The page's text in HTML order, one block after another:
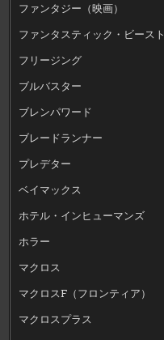
ファンタジー（映画）
ファンタスティック・ビースト
フリージング
ブルバスター
ブレンパワード
ブレードランナー
プレデター
ベイマックス
ホテル・インヒューマンズ
ホラー
マクロス
マクロスF（フロンティア）
マクロスプラス